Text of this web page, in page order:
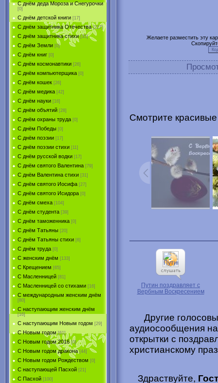
С днём деда Мороза и Снегурочки
[0]
С днём детской книги [17]
С днём защитника Отечества [227]
С днём защитника стихи [35]
С днём Земли [0]
С днём книг [0]
С днём космонавтики [26]
С днём компьютерщика [0]
С днём кошек [26]
С днём медика [42]
С днём науки [16]
С днём объятий [28]
С днём охраны труда [0]
С днём Победы [0]
С днём поэзии [17]
С днём поэзии стихи [11]
С днём русской водки [17]
С днём святого Валентина [79]
С днём Валентина стихи [31]
С днём святого Иосифа [27]
С днём святого Исидора [0]
С днём смеха [104]
С днём студента [39]
С днём таможенника [0]
С днём Татьяны [20]
С днём Татьяны стихи [6]
С днём труда [0]
С женским днём [133]
С Крещением [65]
С Масленницей [81]
С Масленницей со стихами [16]
С международным женским днём
[80]
С наступающим женским днём
[16]
С наступающим Новым годом [29]
С Новым годом [61]
С Новым годом 2016 [0]
С Новым годом дракона [44]
С Новым годом Рождеством [0]
С наступающей Пасхой [21]
С Пасхой [100]
Желаете разместить эту
Смотрите
Путин поздравляет с
Вербным Воскресением
Другие
аудиосообщения
открытки с
христианскому
Здраствуйте,